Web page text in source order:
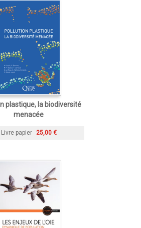
plastique, la biodiversité
menacée
Livre papier 25,00 €